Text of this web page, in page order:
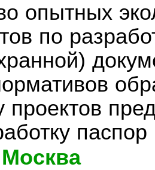
опытных
по
проектов
паспор
Москва